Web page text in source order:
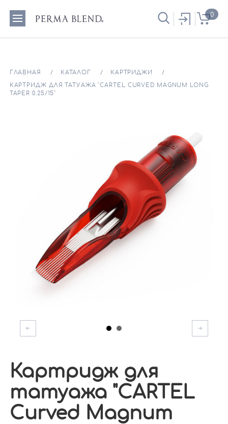
0
ГЛАВНАЯ КАТАЛОГ КАРТРИДЖИ
КАРТРИДЖ ДЛЯ ТАТУАЖА "CARTEL CURVED MAGNUM LONG
TAPER 0.25/15"
Картридж для
татуажа "CARTEL
Curved Magnum